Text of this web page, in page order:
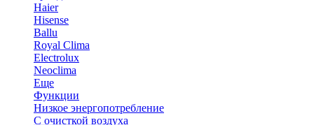
Haier
Hisense
Ballu
Royal Clima
Electrolux
Neoclima
Еще
Функции
Низкое энергопотребление
С очисткой воздуха